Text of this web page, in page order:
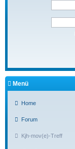
Menü
Home
Forum
Kjh-mov(e)-Treff